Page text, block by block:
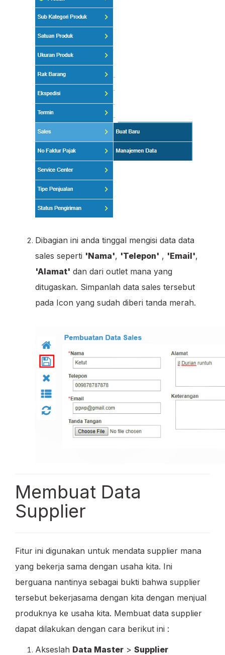
Dibagian ini anda tinggal mengisi data data
sales seperti 'Nama', 'Telepon' , 'Email',
'Alamat' dan dari outlet mana yang
ditugaskan. Simpanlah data sales tersebut
pada Icon yang sudah diberi tanda merah.
Membuat Data
Supplier
Fitur ini digunakan untuk mendata supplier mana
yang bekerja sama dengan usaha kita. Ini
berguana nantinya sebagai bukti bahwa supplier
tersebut bekerjasama dengan kita dengan menjual
produknya ke usaha kita. Membuat data supplier
dapat dilakukan dengan cara berikut ini :
Akseslah Data Master > Supplier